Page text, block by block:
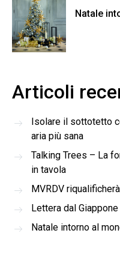
Natale
Articoli
Isolare il sottotetto
aria più sana
Talking Trees – La
in tavola
MVRDV
Lettera dal
Natale intorno al